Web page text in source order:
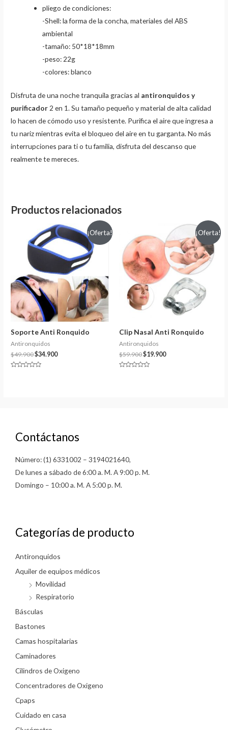
pliego de condiciones:
-Shell: la forma de la concha, materiales del ABS
ambiental
-tamaño: 50*18*18mm
-peso: 22g
-colores: blanco
Disfruta de una noche tranquila gracias al antironquidos y
purificador 2 en 1. Su tamaño pequeño y material de alta calidad
lo hacen de cómodo uso y resistente. Purifica el aire que ingresa a
tu nariz mientras evita el bloqueo del aire en tu garganta. No más
interrupciones para ti o tu familia, disfruta del descanso que
realmente te mereces.
Productos relacionados
¡Oferta!
Soporte Anti Ronquido
Antironquidos
$49.900$34.900
¡Oferta!
Clip Nasal Anti Ronquido
Antironquidos
$59.900$19.900
Contáctanos
Número: (1) 6331002 – 3194021640,
De lunes a sábado de 6:00 a. M. A 9:00 p. M.
Domingo – 10:00 a. M. A 5:00 p. M.
Categorías de producto
Antironquidos
Aquiler de equipos médicos
Movilidad
Respiratorio
Básculas
Bastones
Camas hospitalarias
Caminadores
Cilindros de Oxigeno
Concentradores de Oxigeno
Cpaps
Cuidado en casa